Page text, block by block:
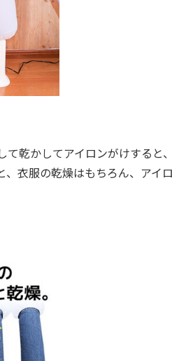
乾かしてアイロンがけすると
衣服の乾燥はもちろん、アイ